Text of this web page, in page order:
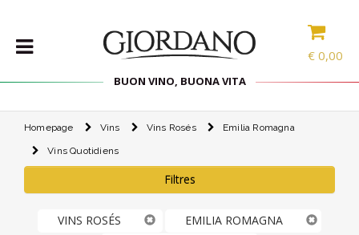
€ 0,00
BUON VINO, BUONA VITA
VINS
LES
SÉLECTIONS
ACCESSOIRES
Homepage Vins Vins Rosés Emilia Romagna
Vins Quotidiens
Filtres
VINS ROSÉS
EMILIA ROMAGNA